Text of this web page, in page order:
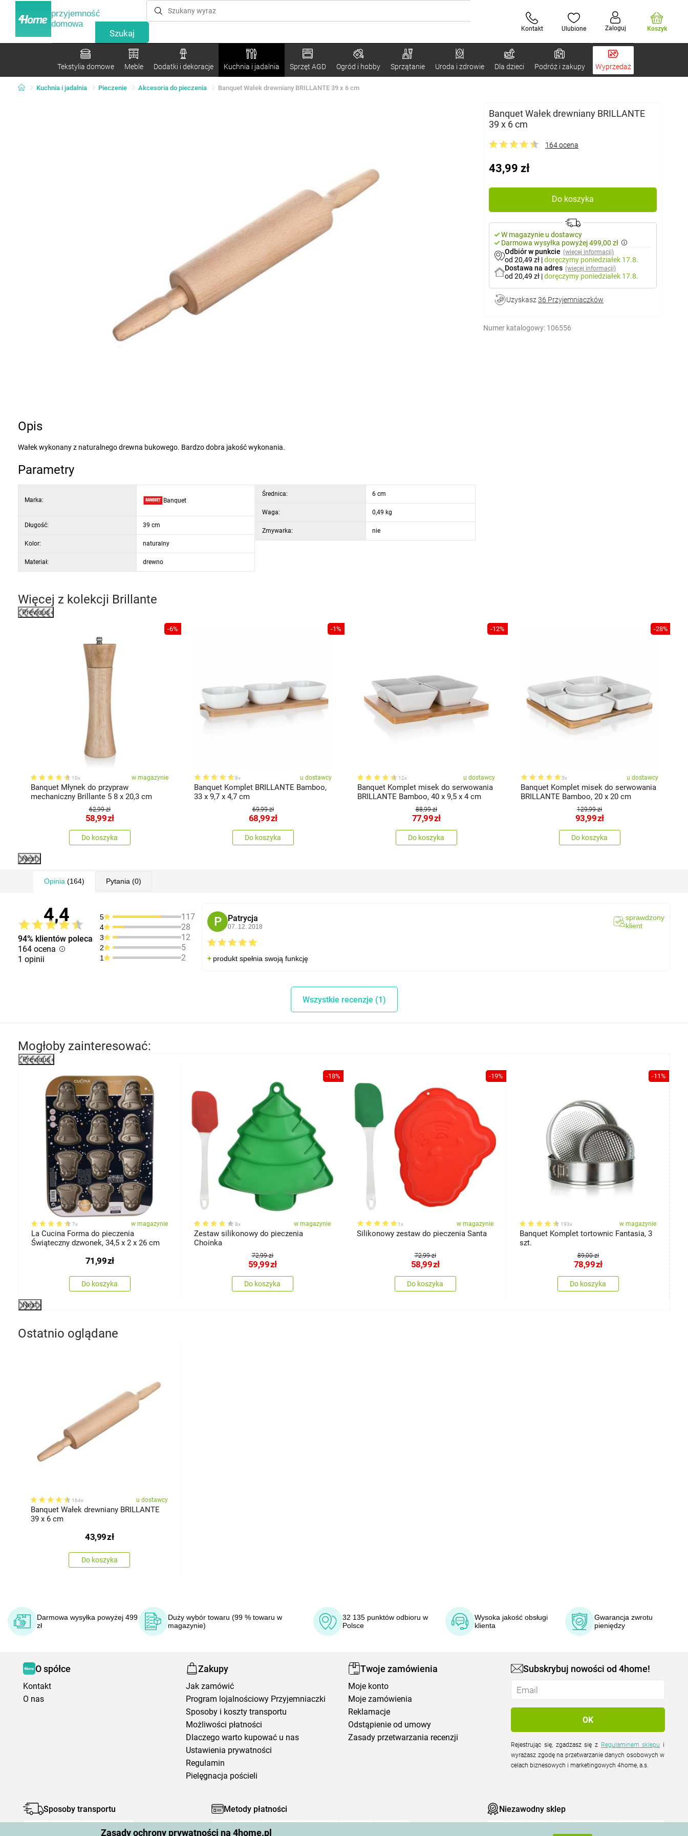
Zasady ochrony prywatności na 4home.pl
przyjemność
domowa
Kontakt Ulubione Zaloguj Koszyk
Tekstylia domowe Meble Dodatki i dekoracje Kuchnia i jadalnia Sprzęt AGD Ogród i hobby Sprzątanie Uroda i zdrowie Dla dzieci Podróż i zakupy Wyprzedaż
Kuchnia i jadalnia Pieczenie Akcesoria do pieczenia Banquet Wałek drewniany BRILLANTE 39 x 6 cm
Banquet Wałek drewniany BRILLANTE
39 x 6 cm
164 ocena
43,99 zł
Do koszyka
W magazynie u dostawcy
Darmowa wysyłka powyżej 499,00 zł
Odbiór w punkcie (więcej informacji)
od 20,49 zł |doręczymy poniedziałek 17.8.
Dostawa na adres (więcej informacji)
od 20,49 zł |doręczymy poniedziałek 17.8.
Uzyskasz 36 Przyjemniaczków
Numer katalogowy: 106556
Opis
Wałek wykonany z naturalnego drewna bukowego. Bardzo dobra jakość wykonania.
Parametry
Marka: Banquet
Długość: 39 cm
Kolor: naturalny
Materiał: drewno
Średnica: 6 cm
Waga: 0,49 kg
Zmywarka: nie
Więcej z kolekcji Brillante
Previous
-6%
10x w magazynie
Banquet Młynek do przypraw
mechaniczny Brillante 5 8 x 20,3 cm
62,99 zł
58,99zł
Do koszyka
-1%
8x u dostawcy
Banquet Komplet BRILLANTE Bamboo,
33 x 9,7 x 4,7 cm
69,99 zł
68,99zł
Do koszyka
-12%
12x u dostawcy
Banquet Komplet misek do serwowania
BRILLANTE Bamboo, 40 x 9,5 x 4 cm
88,99 zł
77,99zł
Do koszyka
-28%
3x u dostawcy
Banquet Komplet misek do serwowania
BRILLANTE Bamboo, 20 x 20 cm
129,99 zł
93,99zł
Do koszyka
Next
Opinia (164) Pytania (0)
4,4
94% klientów poleca
164 ocena
1 opinii
5 117
4 28
3 12
2 5
1 2
P Patrycja
07. 12. 2018
sprawdzony
klient
produkt spełnia swoją funkcję
Wszystkie recenzje (1)
Mogłoby zainteresować:
Previous
7x w magazynie
La Cucina Forma do pieczenia
Świąteczny dzwonek, 34,5 x 2 x 26 cm
71,99zł
Do koszyka
-18%
8x w magazynie
Zestaw silikonowy do pieczenia
Choinka
72,99 zł
59,99zł
Do koszyka
-19%
1x w magazynie
Silikonowy zestaw do pieczenia Santa
72,99 zł
58,99zł
Do koszyka
-11%
193x w magazynie
Banquet Komplet tortownic Fantasia, 3
szt.
89,00 zł
78,99zł
Do koszyka
Next
Ostatnio oglądane
164x u dostawcy
Banquet Wałek drewniany BRILLANTE
39 x 6 cm
43,99zł
Do koszyka
Darmowa wysyłka powyżej 499
zł
Duży wybór towaru (99 % towaru w
magazynie)
32 135 punktów odbioru w
Polsce
Wysoka jakość obsługi
klienta
Gwarancja zwrotu
pieniędzy
O spółce
Kontakt
O nas
Zakupy
Jak zamówić
Program lojalnościowy Przyjemniaczki
Sposoby i koszty transportu
Możliwości płatności
Dlaczego warto kupować u nas
Ustawienia prywatności
Regulamin
Pielęgnacja pościeli
Twoje zamówienia
Moje konto
Moje zamówienia
Reklamacje
Odstąpienie od umowy
Zasady przetwarzania recenzji
Subskrybuj nowości od 4home!
Rejestrując się, zgadzasz się z Regulaminem sklepu
wyrażasz zgodę na przetwarzanie danych osobowych w
celach biznesowych i marketingowych 4home, a.s.
Sposoby transportu Metody płatności Niezawodny sklep